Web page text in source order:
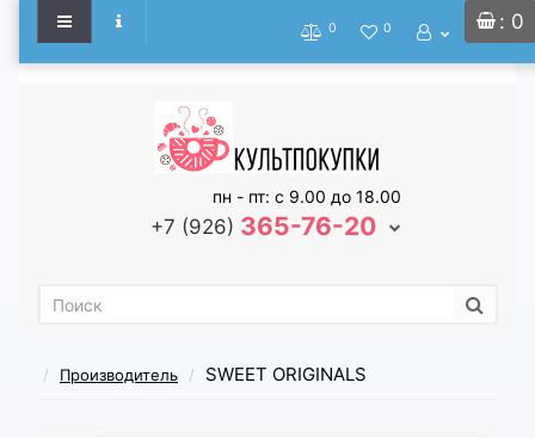
: 0
0 0
пн - пт: с 9.00 до 18.00
+7 (926) 365-76-20
Производитель SWEET ORIGINALS